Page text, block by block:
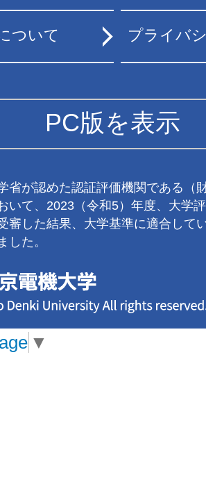
ついて プライバ
PC版を表示
省が認めた認証評価機関である（
いて、2023（令和5）年度、大学
審した結果、大学基準に適合して
した。
▼